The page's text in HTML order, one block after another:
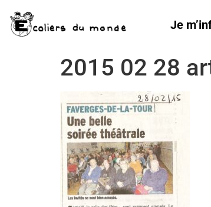
Je
2015 02 28